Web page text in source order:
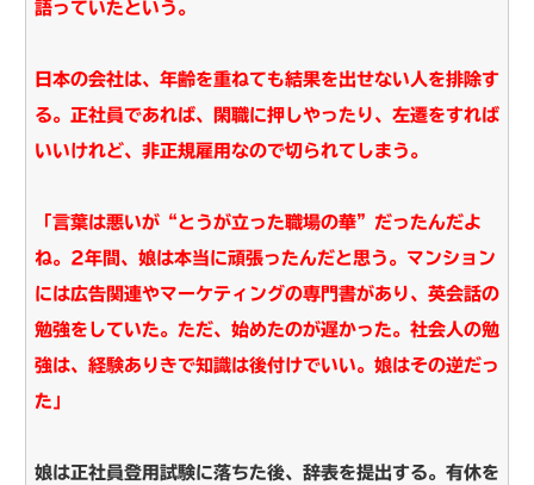
語っていたという。
日本の会社は、年齢を重ねても結果を出せない人を排除す
る。正社員であれば、閑職に押しやったり、左遷をすれば
いいけれど、非正規雇用なので切られてしまう。
「言葉は悪いが“とうが立った職場の華”だったんだよ
ね。2年間、娘は本当に頑張ったんだと思う。マンション
には広告関連やマーケティングの専門書があり、英会話の
勉強をしていた。ただ、始めたのが遅かった。社会人の勉
強は、経験ありきで知識は後付けでいい。娘はその逆だっ
た」
娘は正社員登用試験に落ちた後、辞表を提出する。有休を